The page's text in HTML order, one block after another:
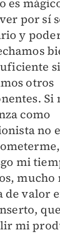
es
por sí
y
otros
Si
como
no
mi
mucho
de valor
mi